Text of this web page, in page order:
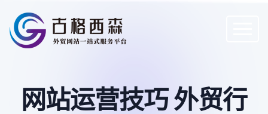
网站运营技巧 外贸行